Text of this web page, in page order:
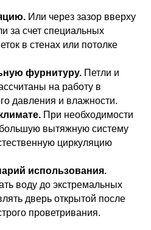
Или через зазор вверху
за счет специальных
в стенах или потолке
фурнитуру. Петли и
на работу в
давления и влажности.
При необходимости
вытяжную систему
циркуляцию
использования.
воду до экстремальных
дверь открытой после
проветривания.